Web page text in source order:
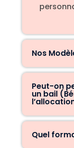
Nos
Peut-on
un bail
Quel